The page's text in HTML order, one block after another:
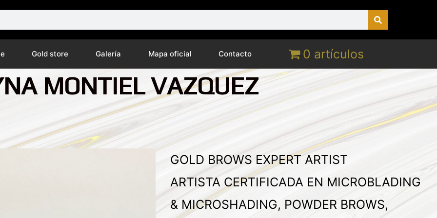
Gold store Galería Mapa oficial Contacto 0 artículos
MONTIEL VAZQUEZ
GOLD BROWS EXPERT ARTIST
ARTISTA CERTIFICADA EN MICROBLADING
& MICROSHADING, POWDER BROWS,